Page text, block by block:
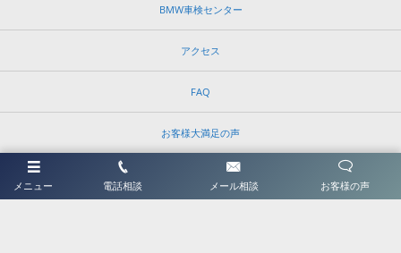
メニュー 電話相談 メール相談 お客様の声
BMW車検センター
アクセス
FAQ
お客様大満足の声
修理予約・お問い合わせ